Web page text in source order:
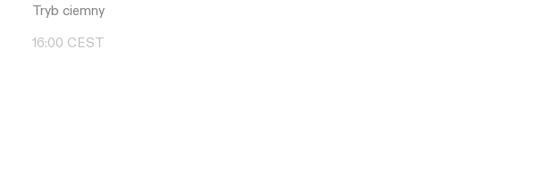
Tryb ciemny
16:00 CEST